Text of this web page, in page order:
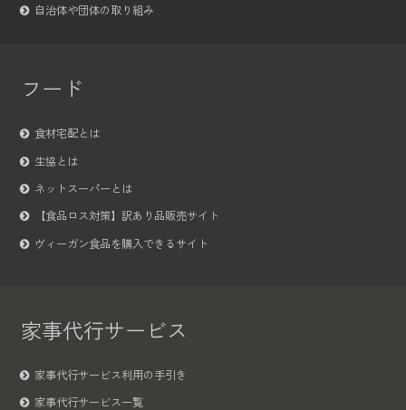
自治体や団体の取り組み
フード
食材宅配とは
生協とは
ネットスーパーとは
【食品ロス対策】訳あり品販売サイト
ヴィーガン食品を購入できるサイト
家事代行サービス
家事代行サービス利用の手引き
家事代行サービス一覧